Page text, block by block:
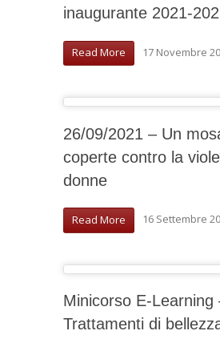
inaugurante 2021-
Read More 17 Novembre
26/09/2021 – Un
coperte contro la
donne
Read More 16 Settembre
Minicorso E-Learning
Trattamenti di